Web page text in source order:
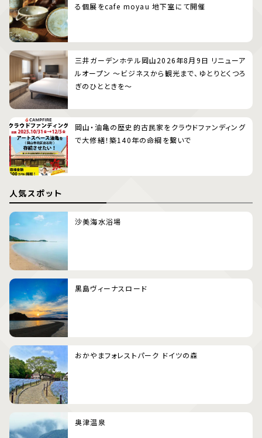
る個展をcafe moyau 地下室にて開催
三井ガーデンホテル岡山2026年8月9日 リニューア
ルオープン 〜ビジネスから観光まで、ゆとりとくつろ
ぎのひとときを〜
岡山・油亀の歴史的古民家をクラウドファンディング
で大修繕！築140年の命綱を繋いで
人気スポット
沙美海水浴場
黒島ヴィーナスロード
おかやまフォレストパーク ドイツの森
奥津温泉